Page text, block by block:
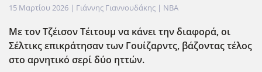
15 Μαρτίου 2026 | Γιάννης Γιαννουδάκης | NBA
Με τον Τζέισον Τέιτουμ να κάνει την διαφορά, οι
Σέλτικς επικράτησαν των Γουίζαρντς, βάζοντας τέλος
στο αρνητικό σερί δύο ηττών.